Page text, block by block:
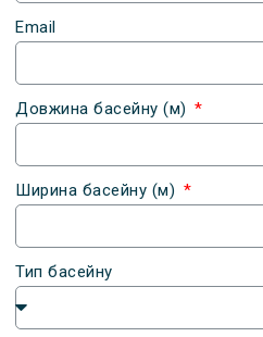
Email
Довжина басейну (м)
Ширина басейну (м)
Тип басейну